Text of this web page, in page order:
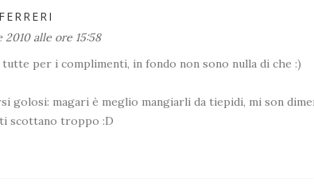
2010 alle ore 15:58
tutte per i complimenti, in fondo non sono nulla di che :)
golosi: magari è meglio mangiarli da tiepidi, mi son
scottano troppo :D